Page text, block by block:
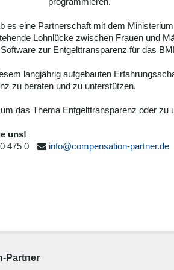
es eine Partnerschaft mit dem
Lohnlücke zwischen Frauen und
zur Entgelttransparenz für das
langjährig aufgebauten
zu beraten und zu unterstützen.
das Thema Entgelttransparenz oder
uns!
475 0
info@compensation-partner.de
Partner